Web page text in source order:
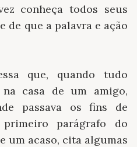
conheça todos seus
de que a palavra e ação
que, quando tudo
casa de um amigo,
passava os fins de
parágrafo do
um acaso, cita algumas